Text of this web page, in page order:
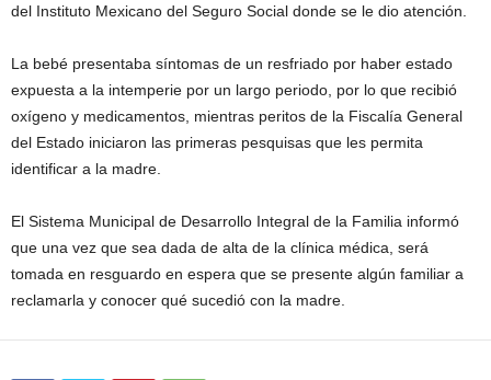
del Instituto Mexicano del Seguro Social donde se le dio atención.
La bebé presentaba síntomas de un resfriado por haber estado
expuesta a la intemperie por un largo periodo, por lo que recibió
oxígeno y medicamentos, mientras peritos de la Fiscalía General
del Estado iniciaron las primeras pesquisas que les permita
identificar a la madre.
El Sistema Municipal de Desarrollo Integral de la Familia informó
que una vez que sea dada de alta de la clínica médica, será
tomada en resguardo en espera que se presente algún familiar a
reclamarla y conocer qué sucedió con la madre.